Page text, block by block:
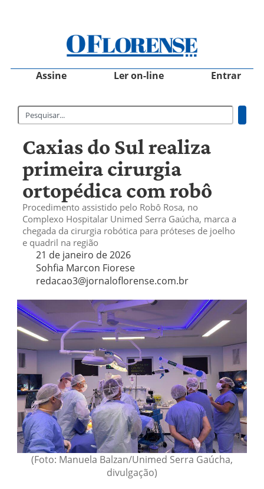
Assine Ler on-line Entrar
Caxias do Sul realiza
primeira cirurgia
ortopédica com robô
Procedimento assistido pelo Robô Rosa, no
Complexo Hospitalar Unimed Serra Gaúcha, marca a
chegada da cirurgia robótica para próteses de joelho
e quadril na região
21 de janeiro de 2026
Sohfia Marcon Fiorese
redacao3@jornaloflorense.com.br
(Foto: Manuela Balzan/Unimed Serra Gaúcha,
divulgação)